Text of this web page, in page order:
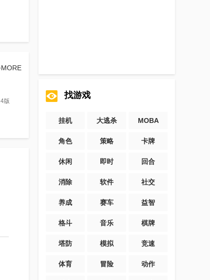
版
找游戏
挂机 大逃杀 MOBA
角色 策略 卡牌
休闲 即时 回合
消除 软件 社交
养成 赛车 益智
格斗 音乐 棋牌
塔防 模拟 竞速
体育 冒险 动作